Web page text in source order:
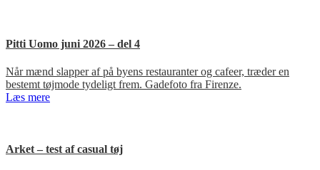
Pitti Uomo juni 2026 – del 4
Når mænd slapper af på byens restauranter og cafeer, træder en
bestemt tøjmode tydeligt frem. Gadefoto fra Firenze.
Læs mere
Arket – test af casual tøj